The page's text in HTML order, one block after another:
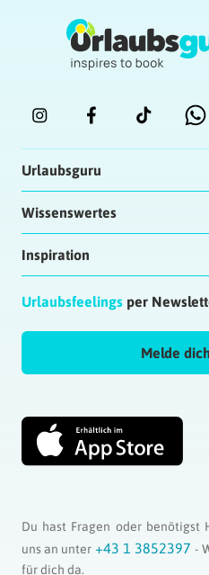
Urlaubsguru
Wissenswertes
Inspiration
Urlaubsfeelings per
Melde
Du hast Fragen oder benötigst
uns an unter +43 1 3852397-
für dich da.